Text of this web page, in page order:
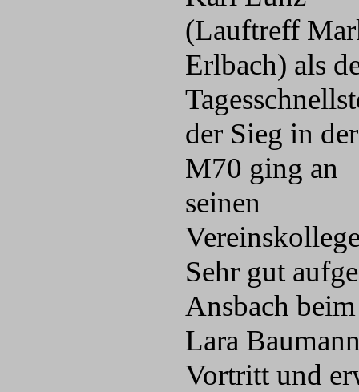
(Lauftreff
Erlbach) als
der Sieg in der
M70 ging an
seinen
Sehr gut
Ansbach
Lara
Vortritt und